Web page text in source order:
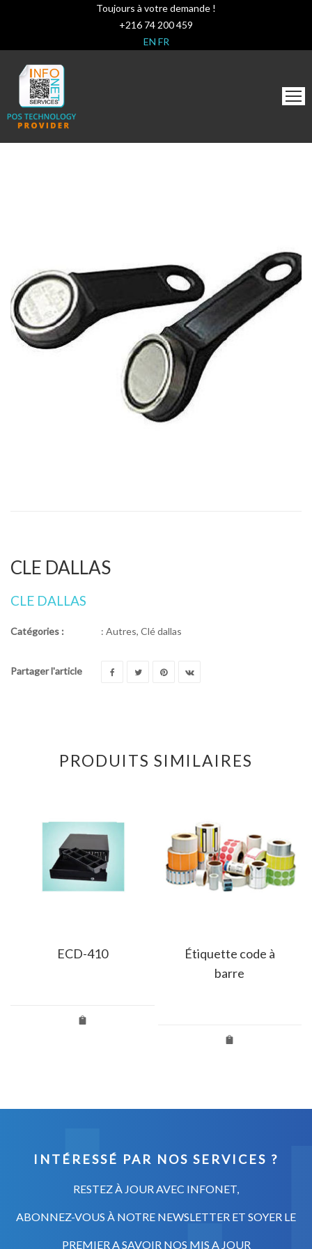
Toujours à votre demande !
+216 74 200 459
EN FR
CLE DALLAS
CLE DALLAS
Catégories : : Autres, Clé dallas
Partager l'article
PRODUITS SIMILAIRES
ECD-410
Étiquette code à
barre
INTÉRESSÉ PAR NOS SERVICES ?
RESTEZ À JOUR AVEC INFONET,
ABONNEZ-VOUS À NOTRE NEWSLETTER ET SOYER LE
PREMIER A SAVOIR NOS MIS A JOUR